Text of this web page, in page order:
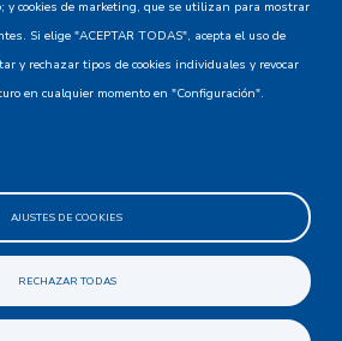
@apccolombia
Mapa del Sitio XML
cookies de marketing, que se utilizan para mostrar
Si elige "ACEPTAR TODAS", acepta el uso de
y rechazar tipos de cookies individuales y revocar
en cualquier momento en "Configuración".
AJUSTES DE COOKIES
RECHAZAR TODAS